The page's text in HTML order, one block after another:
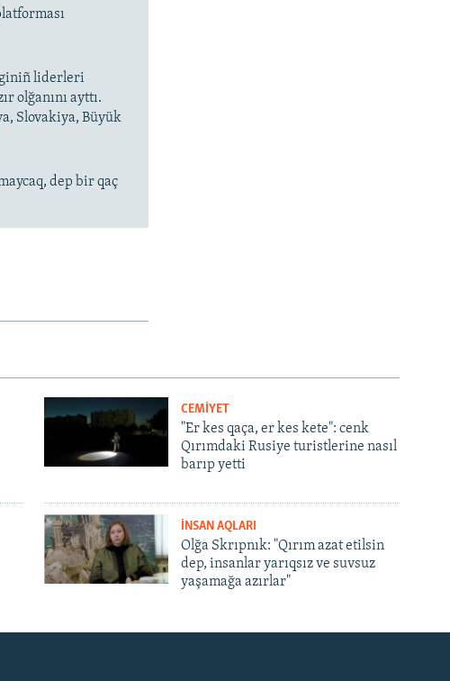
liderleri
olğanını ayttı.
Slovakiya, Büyük
dep bir qaç
CEMİYET
"Er kes qaça, er kes kete": cenk
Qırımdaki Rusiye turistlerine nasıl
barıp yetti
İNSAN AQLARI
Olğa Skrıpnık: "Qırım azat etilsin
dep, insanlar yarıqsız ve suvsuz
yaşamağa azırlar"